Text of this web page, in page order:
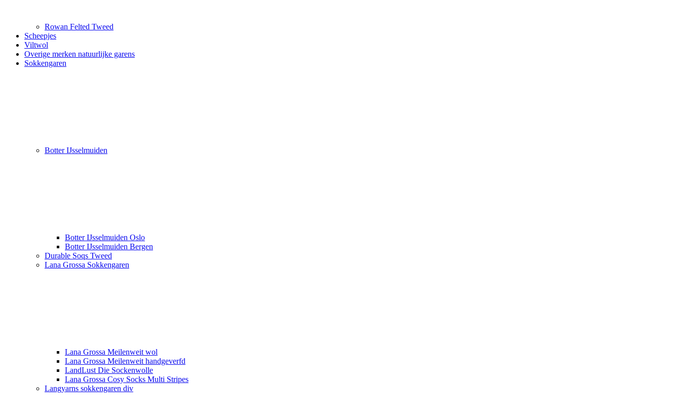
Rowan Felted Tweed
Scheepjes
Viltwol
Overige merken natuurlijke garens
Sokkengaren
Botter IJsselmuiden
Botter IJsselmuiden Oslo
Botter IJsselmuiden Bergen
Durable Soqs Tweed
Lana Grossa Sokkengaren
Lana Grossa Meilenweit wol
Lana Grossa Meilenweit handgeverfd
LandLust Die Sockenwolle
Lana Grossa Cosy Socks Multi Stripes
Langyarns sokkengaren div